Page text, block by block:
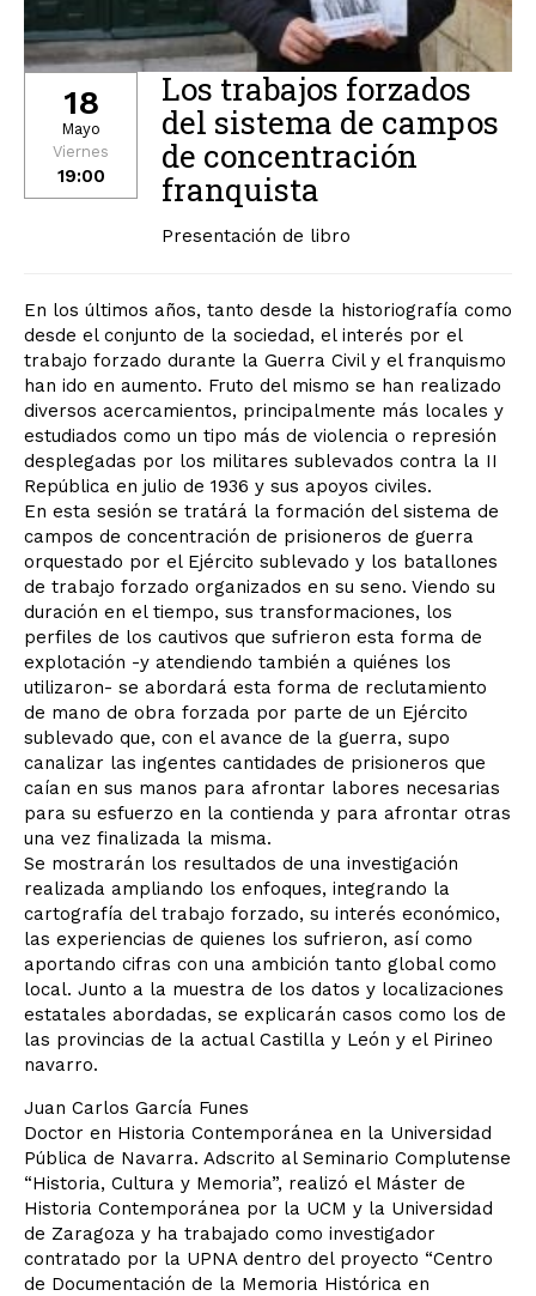
18
Mayo
Viernes
19:00
Los trabajos forzados
del sistema de campos
de concentración
franquista
Presentación de libro
En los últimos años, tanto desde la historiografía como
desde el conjunto de la sociedad, el interés por el
trabajo forzado durante la Guerra Civil y el franquismo
han ido en aumento. Fruto del mismo se han realizado
diversos acercamientos, principalmente más locales y
estudiados como un tipo más de violencia o represión
desplegadas por los militares sublevados contra la II
República en julio de 1936 y sus apoyos civiles.
En esta sesión se tratárá la formación del sistema de
campos de concentración de prisioneros de guerra
orquestado por el Ejército sublevado y los batallones
de trabajo forzado organizados en su seno. Viendo su
duración en el tiempo, sus transformaciones, los
perfiles de los cautivos que sufrieron esta forma de
explotación -y atendiendo también a quiénes los
utilizaron- se abordará esta forma de reclutamiento
de mano de obra forzada por parte de un Ejército
sublevado que, con el avance de la guerra, supo
canalizar las ingentes cantidades de prisioneros que
caían en sus manos para afrontar labores necesarias
para su esfuerzo en la contienda y para afrontar otras
una vez finalizada la misma.
Se mostrarán los resultados de una investigación
realizada ampliando los enfoques, integrando la
cartografía del trabajo forzado, su interés económico,
las experiencias de quienes los sufrieron, así como
aportando cifras con una ambición tanto global como
local. Junto a la muestra de los datos y localizaciones
estatales abordadas, se explicarán casos como los de
las provincias de la actual Castilla y León y el Pirineo
navarro.
Juan Carlos García Funes
Doctor en Historia Contemporánea en la Universidad
Pública de Navarra. Adscrito al Seminario Complutense
“Historia, Cultura y Memoria”, realizó el Máster de
Historia Contemporánea por la UCM y la Universidad
de Zaragoza y ha trabajado como investigador
contratado por la UPNA dentro del proyecto “Centro
de Documentación de la Memoria Histórica en